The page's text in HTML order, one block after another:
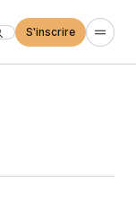
S'inscrire